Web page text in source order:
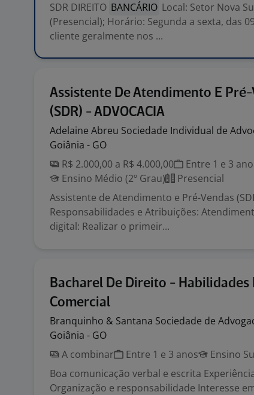
SDR DIREITO BANCÁRIO Local: Setor Nova
(Presencial); Horário: Segunda a sexta, das
cliente geralmente nos ...
Assistente De Atendimento E Pré-
(SDR) - ADVOCACIA
Adelaine Abreu Sociedade Individual de
Goiânia - GO
R$ 2.000,00 a R$ 4.000,00
Entre 1 e 3
Ensino Médio (2º Grau)
Presencial
Assistente de Atendimento e Pré-Vendas
Responsabilidades e Atribuições:
digital: Realizar o primeir...
Bacharel De Direito - Habilidades
Comercial
Branquinho & Santana Sociedade de
Goiânia - GO
A combinar
Entre 1 e 3 anos Ensino
Boa comunicação verbal e escrita
Organização e responsabilidade Interesse